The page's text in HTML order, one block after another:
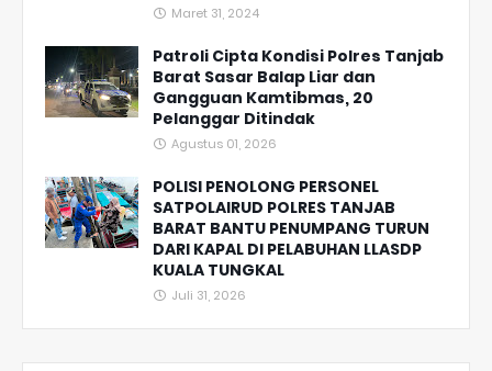
Maret 31, 2024
Patroli Cipta Kondisi Polres Tanjab
Barat Sasar Balap Liar dan
Gangguan Kamtibmas, 20
Pelanggar Ditindak
Agustus 01, 2026
POLISI PENOLONG PERSONEL
SATPOLAIRUD POLRES TANJAB
BARAT BANTU PENUMPANG TURUN
DARI KAPAL DI PELABUHAN LLASDP
KUALA TUNGKAL
Juli 31, 2026